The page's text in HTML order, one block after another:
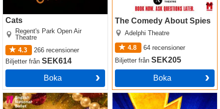
Cats
Regent's Park Open Air
Theatre
4.3
266 recensioner
Biljetter från SEK614
Boka
The Comedy About Spies
Adelphi Theatre
4.8
64 recensioner
BiljetterfrånSEK205
Boka
The Nutcracker - English
National Ballet
Disney's Hercules Musical